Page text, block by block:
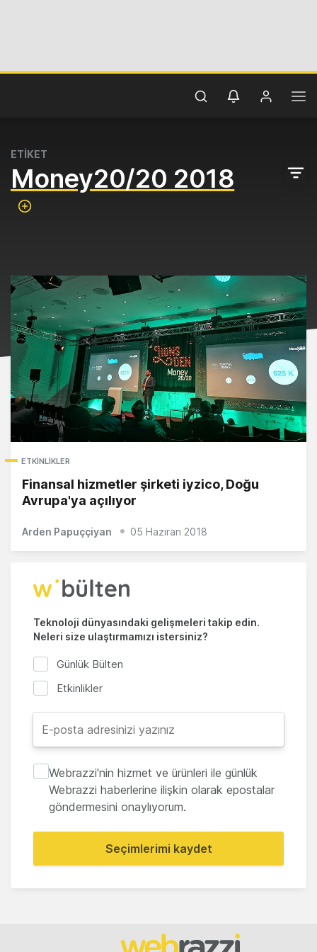
ETİKET
Money20/20 2018
ETKINLIKLER
Finansal hizmetler şirketi iyzico, Doğu
Avrupa'ya açılıyor
Arden Papuççiyan 05 Haziran 2018
Teknoloji dünyasındaki gelişmeleri takip edin.
Neleri size ulaştırmamızı istersiniz?
Günlük Bülten
Etkinlikler
Webrazzi'nin hizmet ve ürünleri ile günlük
Webrazzi haberlerine ilişkin olarak epostalar
göndermesini onaylıyorum.
Seçimlerimi kaydet